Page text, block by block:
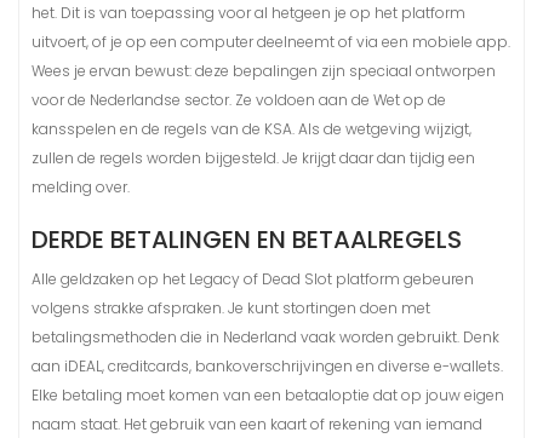
het. Dit is van toepassing voor al hetgeen je op het platform
uitvoert, of je op een computer deelneemt of via een mobiele app.
Wees je ervan bewust: deze bepalingen zijn speciaal ontworpen
voor de Nederlandse sector. Ze voldoen aan de Wet op de
kansspelen en de regels van de KSA. Als de wetgeving wijzigt,
zullen de regels worden bijgesteld. Je krijgt daar dan tijdig een
melding over.
DERDE BETALINGEN EN BETAALREGELS
Alle geldzaken op het Legacy of Dead Slot platform gebeuren
volgens strakke afspraken. Je kunt stortingen doen met
betalingsmethoden die in Nederland vaak worden gebruikt. Denk
aan iDEAL, creditcards, bankoverschrijvingen en diverse e-wallets.
Elke betaling moet komen van een betaaloptie dat op jouw eigen
naam staat. Het gebruik van een kaart of rekening van iemand